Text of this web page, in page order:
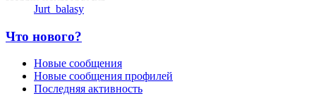
Jurt_balasy
Что нового?
Новые сообщения
Новые сообщения профилей
Последняя активность